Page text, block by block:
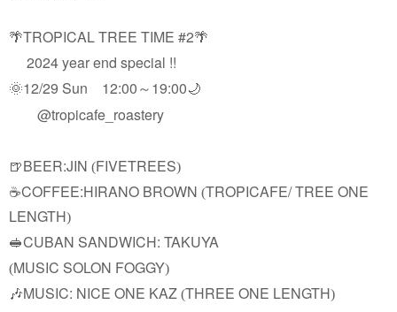
🌴TROPICAL TREE TIME #2🌴
2024 year end special !!
🌞12/29 Sun
12:00 ～ 19:00🌙
@tropicafe_roastery
🍺BEER:JIN (FIVETREES)
☕️COFFEE:HIRANO BROWN (TROPICAFE/ TREE ONE
LENGTH)
🥪CUBAN SANDWICH: TAKUYA
(MUSIC SOLON FOGGY)
🎶MUSIC: NICE ONE KAZ (THREE ONE LENGTH)